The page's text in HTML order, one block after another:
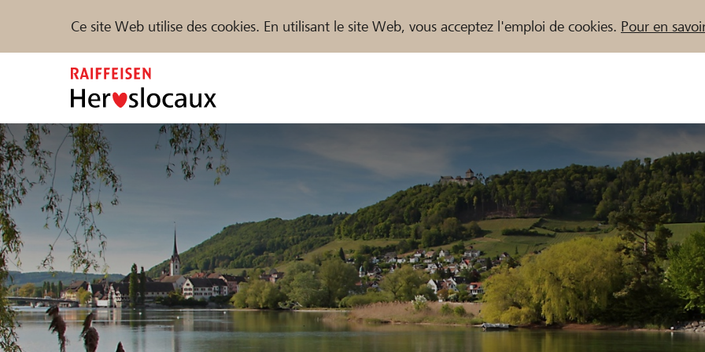
Ce site Web utilise des cookies. En utilisant le site Web, vous acceptez l'emploi de cookies. Pour en
Parrainer Soutien & assistance
Trouvez des projets et des organisations
DE FR IT